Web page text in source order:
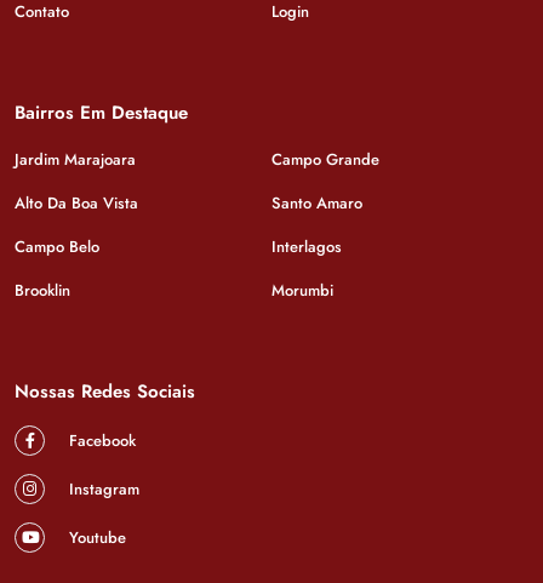
Contato
Login
Bairros Em Destaque
Jardim Marajoara
Campo Grande
Alto Da Boa Vista
Santo Amaro
Campo Belo
Interlagos
Brooklin
Morumbi
Nossas Redes Sociais
Facebook
Instagram
Youtube